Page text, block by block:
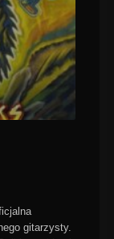
gitarzysty.